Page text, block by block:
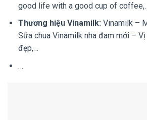
good life with a good cup of
Thương hiệu Vinamilk: Vinamilk –
Sữa chua Vinamilk nha đam mới –
đẹp,…
…